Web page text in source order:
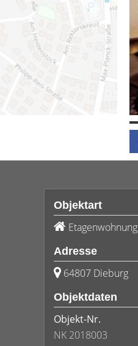
Objektart
Etagenwohnung
Adresse
64807 Dieburg
Objektdaten
Objekt-Nr.
NK 2018003